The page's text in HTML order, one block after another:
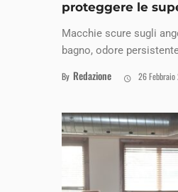
proteggere le
Macchie scure sugli
bagno, odore
By Redazione 26